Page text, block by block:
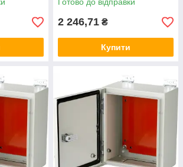
шафа
2 246,71 ₴
Купити